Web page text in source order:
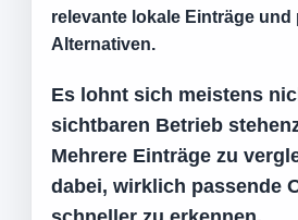
relevante lokale Einträge und
Alternativen.
Es lohnt sich meistens
sichtbaren Betrieb
Mehrere Einträge zu
dabei, wirklich passende